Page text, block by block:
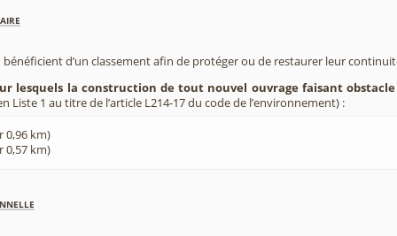
bénéficient d’un classement afin de protéger ou de restaurer leur
lesquels la construction de tout nouvel ouvrage faisant
Liste 1 au titre de l’article L214-17 du code de l’environnement) :
0,96 km)
0,57 km)